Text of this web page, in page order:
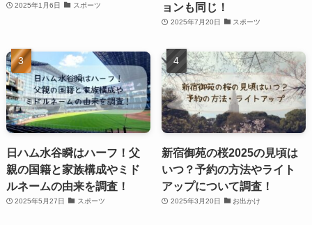
2025年1月6日 スポーツ
ョンも同じ！
2025年7月20日 スポーツ
日ハム水谷瞬はハーフ！父
親の国籍と家族構成やミド
ルネームの由来を調査！
2025年5月27日 スポーツ
新宿御苑の桜2025の見頃は
いつ？予約の方法やライト
アップについて調査！
2025年3月20日 お出かけ